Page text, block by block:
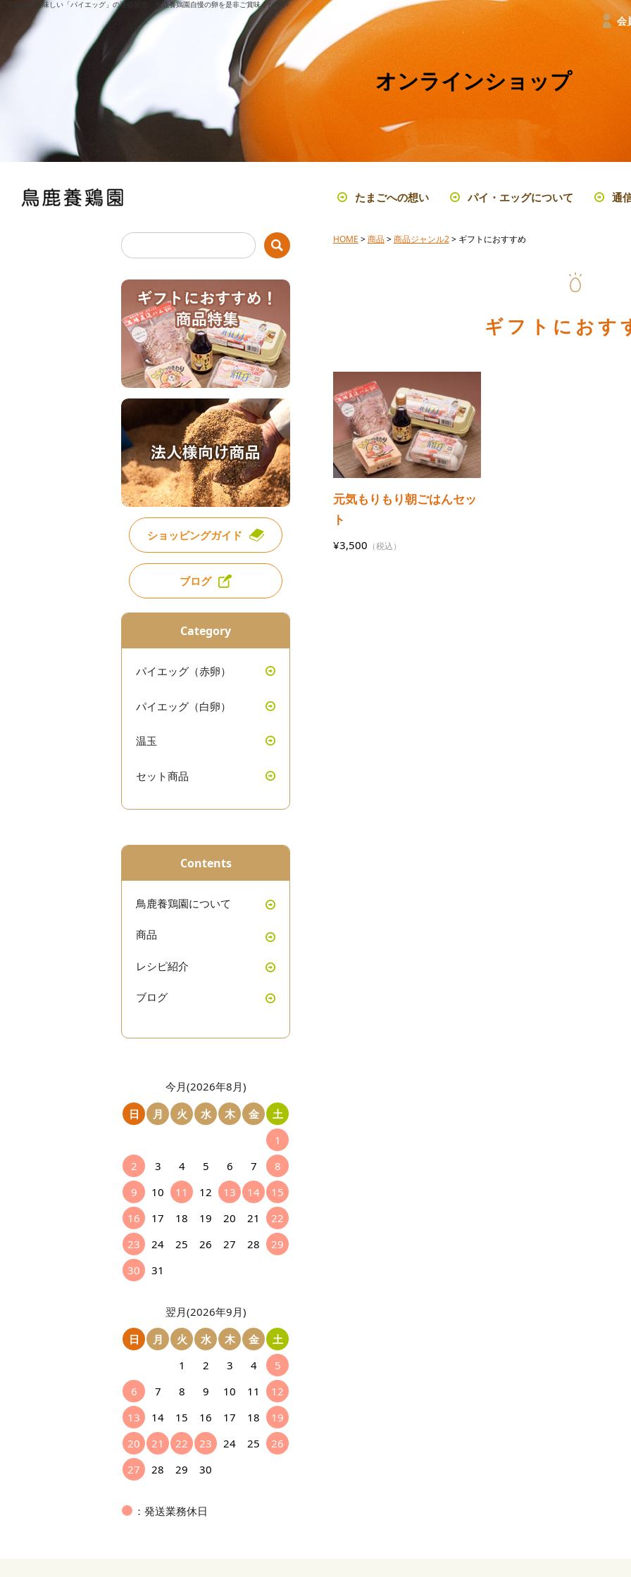
無添加で美味しい「パイエッグ」の通信販売。鳥鹿養鶏園自慢の卵を是非ご賞味ください
会
オンラインショップ
たまごへの想い パイ・エッグについて 通
HOME >商品>商品ジャンル2> ギフトにおすすめ
ギフトにおす
元気もりもり朝ごはんセッ
ト
¥3,500 （税込）
ショッピングガイド
ブログ
Category
パイエッグ（赤卵）
パイエッグ（白卵）
温玉
セット商品
Contents
鳥鹿養鶏園について
商品
レシピ紹介
ブログ
今月(2026年8月)
日
月 火 水 木 金
土
1
2
3 4 5 6 7
8
9
10 11 12 13 14
15
16
17 18 19 20 21
22
23
24 25 26 27 28
29
30
31
翌月(2026年9月)
日
月 火 水 木 金
土
1
2 3 4
5
6
7 8 9 10 11
12
13
14 15 16 17 18
19
20
21 22 23 24 25
26
27
28 29 30
：発送業務休日